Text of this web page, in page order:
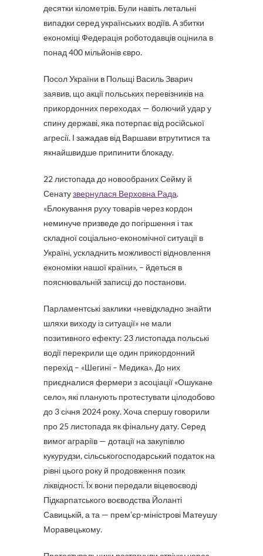
десятки кілометрів. Були навіть летальні
випадки серед українських водіїв. А збитки
економіці Федерація роботодавців оцінила в
понад 400 мільйонів євро.
Посол України в Польщі Василь Зварич
заявив, що акції польських перевізників на
прикордонних переходах — болючий удар у
спину державі, яка потерпає від російської
агресії. І зажадав від Варшави втрутитися та
якнайшвидше припинити блокаду.
22 листопада до новообраних Сейму й
Сенатузвернулася Верховна Рада.
«Блокування руху товарів через кордон
неминуче призведе до погіршення і так
складної соціально-економічної ситуації в
Україні, ускладнить можливості відновлення
економіки нашої країни», – йдеться в
пояснювальній записці до постанови.
Парламентські заклики «невідкладно знайти
шляхи виходу із ситуації» не мали
позитивного ефекту: 23 листопада польські
водії перекрили ще один прикордонний
перехід – «Шегині – Медика». До них
приєдналися фермери з асоціації «Ошукане
село», які планують протестувати цілодобово
до 3 січня 2024 року. Хоча спершу говорили
про 25 листопада як фінальну дату. Серед
вимог аграріїв — дотації на закупівлю
кукурудзи, сільськогосподарський податок на
рівні цього року й продовження позик
ліквідності. Їх вони передали віцевоєводі
Підкарпатського воєводства Йоланті
Савицькій, а та — прем’єр-міністрові Матеушу
Моравецькому.